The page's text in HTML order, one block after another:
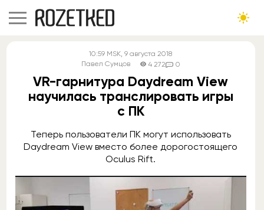
10:59 MSK, 9 августа 2018
Павел Сумцов
4 272 0
VR-гарнитура Daydream View
научилась транслировать игры
с ПК
Теперь пользователи ПК могут использовать
Daydream View вместо более дорогостоящего
Oculus Rift.